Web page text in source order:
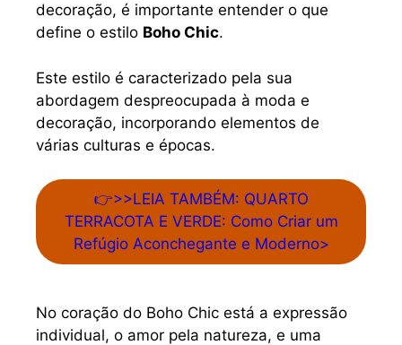
decoração, é importante entender o que
define o estilo Boho Chic.
Este estilo é caracterizado pela sua
abordagem despreocupada à moda e
decoração, incorporando elementos de
várias culturas e épocas.
👉>>LEIA TAMBÉM: QUARTO
TERRACOTA E VERDE: Como Criar um
Refúgio Aconchegante e Moderno>
No coração do Boho Chic está a expressão
individual, o amor pela natureza, e uma